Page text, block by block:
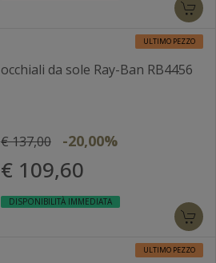
ULTIMO PEZZO
occhiali da sole Ray-Ban RB4456
€ 137,00 -20,00%
€ 109,60
DISPONIBILITÀ IMMEDIATA
ULTIMO PEZZO